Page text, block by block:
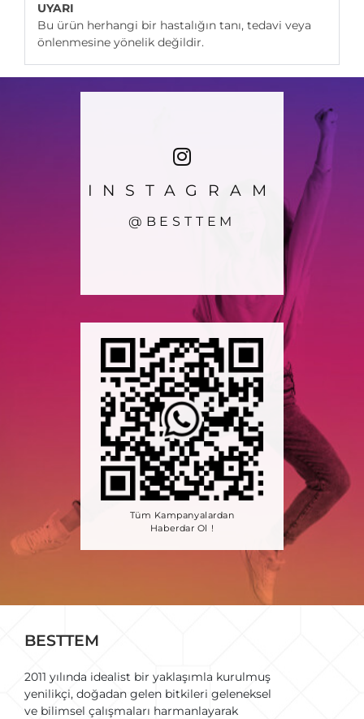
UYARI
Bu ürün herhangi bir hastalığın tanı, tedavi veya
önlenmesine yönelik değildir.
INSTAGRAM
@BESTTEM
Tüm Kampanyalardan
Haberdar Ol !
BESTTEM
2011 yılında idealist bir yaklaşımla kurulmuş
yenilikçi, doğadan gelen bitkileri geleneksel
ve bilimsel çalışmaları harmanlayarak